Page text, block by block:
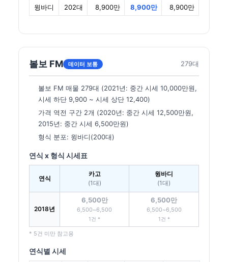
윙바디
202대 8,900만 8,900만 8,900만
볼보 FM 데이터 보통 279대
볼보 FM 매물 279대 (2021년: 중간 시세 10,000만원,
시세 하단 9,900 ~ 시세 상단 12,400)
가격 역전 구간 2개 (2020년: 중간 시세 12,500만원,
2015년: 중간 시세 6,500만원)
형식 분포: 윙바디(200대)
연식 x 형식 시세표
연식
카고
(1대)
윙바디
(1대)
2018년
6,500만
6,500~6,500
1건 *
6,500만
6,500~6,500
1건 *
* 5건 미만 참고용
연식별 시세